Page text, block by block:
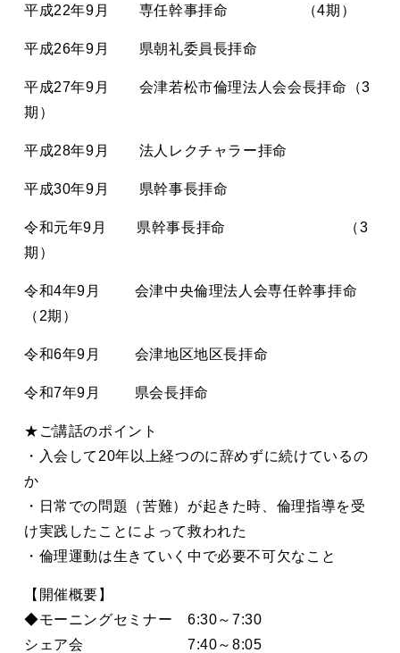
平成22年9月 専任幹事拝命 （4期）
平成26年9月 県朝礼委員長拝命
平成27年9月 会津若松市倫理法人会会長拝命（3
期）
平成28年9月 法人レクチャラー拝命
平成30年9月 県幹事長拝命
令和元年9月 県幹事長拝命 （3
期）
令和4年9月 会津中央倫理法人会専任幹事拝命
（2期）
令和6年9月 会津地区地区長拝命
令和7年9月 県会長拝命
★ご講話のポイント
・入会して20年以上経つのに辞めずに続けているの
か
・日常での問題（苦難）が起きた時、倫理指導を受
け実践したことによって救われた
・倫理運動は生きていく中で必要不可欠なこと
【開催概要】
◆モーニングセミナー 6:30～7:30
シェア会 7:40～8:05